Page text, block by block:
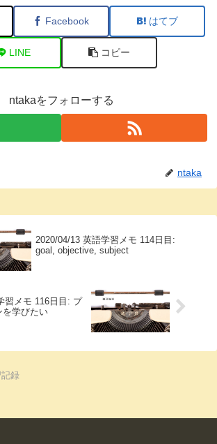
Facebook はてブ
LINE コピー
ntakaをフォローする
ntaka
2020/04/13 英語学習メモ 114日目:
goal, objective, subject
習メモ 116日目: プ
を学びたい
録